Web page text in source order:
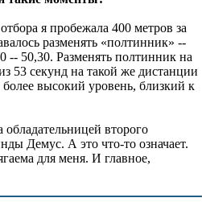
я пробежала 400 метров за
разменять «полтинник» --
-- 50,30. Разменять полтинник на
53 секунд на такой же дистанции
высокий уровень, близкий к
второго
Демус. А это что-то означает.
для меня. И главное,